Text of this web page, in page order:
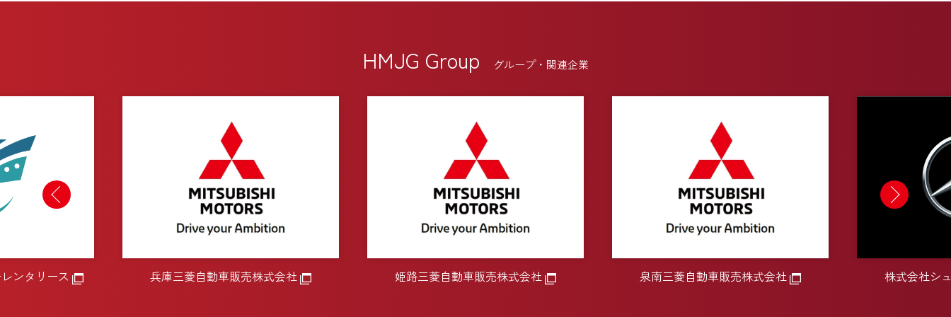
HMJG Group グループ・関連企業
ンタリース 兵庫三菱自動車販売株式会社 姫路三菱自動車販売株式会社 泉南三菱自動車販売株式会社 株式会社シ